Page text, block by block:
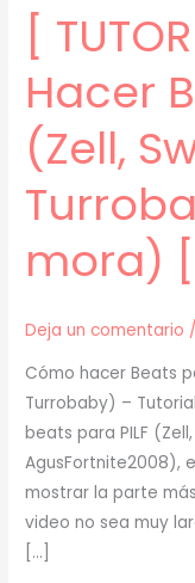
[
Hacer
(Zell,
mora)
Deja un comentario /
Cómo hacer Beats
Turrobaby) –
beats para PILF
AgusFortnite2008),
mostrar la parte
video no sea muy
[…]